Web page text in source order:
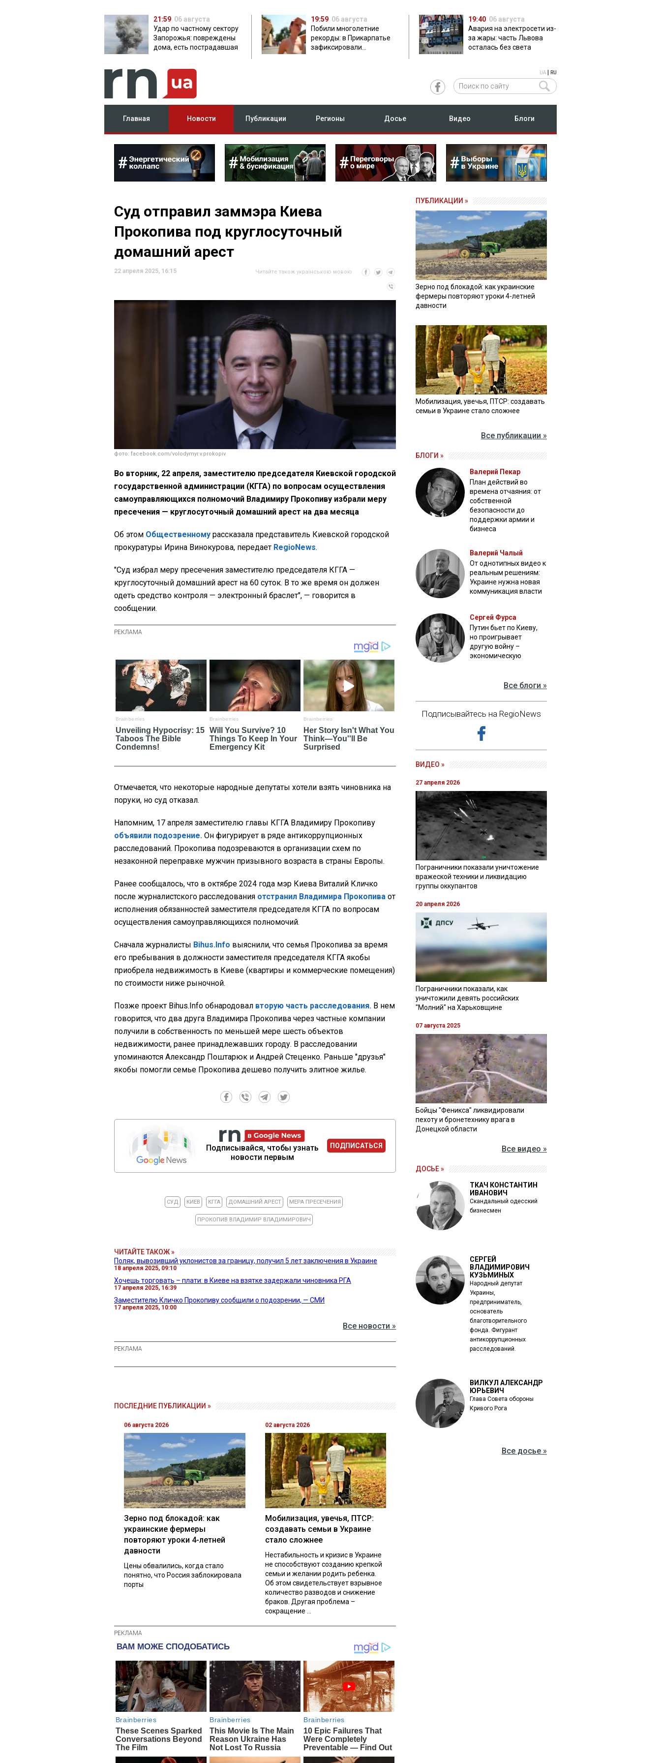
21:59 06 августа
Удар по частному сектору
Запорожья: повреждены
дома, есть пострадавшая
19:59 06 августа
Побили многолетние
рекорды: в Прикарпатье
зафиксировали
19:40 06 августа
Авария на электросети из-
за жары: часть Львова
осталась без света
UA RU
Главная Новости Публикации Регионы Досье Видео Блоги
Суд отправил заммэра Киева
Прокопива под круглосуточный
домашний арест
22 апреля 2025, 16:15 Читайте також українською мовою
фото: facebook.com/volodymyr.v.prokopiv
Во вторник, 22 апреля, заместителю председателя Киевской городской
государственной администрации (КГГА) по вопросам осуществления
самоуправляющихся полномочий Владимиру Прокопиву избрали меру
пресечения — круглосуточный домашний арест на два месяца
Об этом Общественному рассказала представитель Киевской городской
прокуратуры Ирина Винокурова, передает RegioNews.
"Суд избрал меру пресечения заместителю председателя КГГА —
круглосуточный домашний арест на 60 суток. В то же время он должен
одеть средство контроля — электронный браслет", — говорится в
сообщении.
Отмечается, что некоторые народные депутаты хотели взять чиновника на
поруки, но суд отказал.
Напомним, 17 апреля заместителю главы КГГА Владимиру Прокопиву
объявили подозрение. Он фигурирует в ряде антикоррупционных
расследований. Прокопива подозреваются в организации схем по
незаконной переправке мужчин призывного возраста в страны Европы.
Ранее сообщалось, что в октябре 2024 года мэр Киева Виталий Кличко
после журналистского расследования отстранил Владимира Прокопива от
исполнения обязанностей заместителя председателя КГГА по вопросам
осуществления самоуправляющихся полномочий.
Сначала журналисты Bihus.Info выяснили, что семья Прокопива за время
его пребывания в должности заместителя председателя КГГА якобы
приобрела недвижимость в Киеве (квартиры и коммерческие помещения)
по стоимости ниже рыночной.
Позже проект Bihus.Info обнародовал вторую часть расследования. В нем
говорится, что два друга Владимира Прокопива через частные компании
получили в собственность по меньшей мере шесть объектов
недвижимости, ранее принадлежавших городу. В расследовании
упоминаются Александр Поштарюк и Андрей Стеценко. Раньше "друзья"
якобы помогли семье Прокопива дешево получить элитное жилье.
Подписывайся, чтобы узнать
новости первым
ПОДПИСАТЬСЯ
СУД КИЕВ КГГА ДОМАШНИЙ АРЕСТ МЕРА ПРЕСЕЧЕНИЯ
ПРОКОПИВ ВЛАДИМИР ВЛАДИМИРОВИЧ
ЧИТАЙТЕ ТАКОЖ »
Поляк, вывозивший уклонистов за границу, получил 5 лет заключения в Украине
18 апреля 2025, 09:10
Хочешь торговать – плати: в Киеве на взятке задержали чиновника РГА
17 апреля 2025, 16:39
Заместителю Кличко Прокопиву сообщили о подозрении, — СМИ
17 апреля 2025, 10:00
Все новости »
ПОСЛЕДНИЕ ПУБЛИКАЦИИ »
06 августа 2026
Зерно под блокадой: как
украинские фермеры
повторяют уроки 4-летней
давности
Цены обвалились, когда стало
понятно, что Россия заблокировала
порты
02 августа 2026
Мобилизация, увечья, ПТСР:
создавать семьи в Украине
стало сложнее
Нестабильность и кризис в Украине
не способствуют созданию крепкой
семьи и желании родить ребенка.
Об этом свидетельствует взрывное
количество разводов и снижение
браков. Другая проблема –
сокращение ...
ПУБЛИКАЦИИ »
Зерно под блокадой: как украинские
фермеры повторяют уроки 4-летней
давности
Мобилизация, увечья, ПТСР: создавать
семьи в Украине стало сложнее
Все публикации »
БЛОГИ »
Валерий Пекар
План действий во
времена отчаяния: от
собственной
безопасности до
поддержки армии и
бизнеса
Валерий Чалый
От однотипных видео к
реальным решениям:
Украине нужна новая
коммуникация власти
Сергей Фурса
Путин бьет по Киеву,
но проигрывает
другую войну –
экономическую
Все блоги »
Подписывайтесь на RegioNews
ВИДЕО »
27 апреля 2026
Пограничники показали уничтожение
вражеской техники и ликвидацию
группы оккупантов
20 апреля 2026
Пограничники показали, как
уничтожили девять российских
"Молний" на Харьковщине
07 августа 2025
Бойцы "Феникса" ликвидировали
пехоту и бронетехнику врага в
Донецкой области
Все видео »
ДОСЬЕ »
ТКАЧ КОНСТАНТИН
ИВАНОВИЧ
Скандальный одесский
бизнесмен
СЕРГЕЙ
ВЛАДИМИРОВИЧ
КУЗЬМИНЫХ
Народный депутат
Украины,
предприниматель,
основатель
благотворительного
фонда. Фигурант
антикоррупционных
расследований.
ВИЛКУЛ АЛЕКСАНДР
ЮРЬЕВИЧ
Глава Совета обороны
Кривого Рога
Все досье »